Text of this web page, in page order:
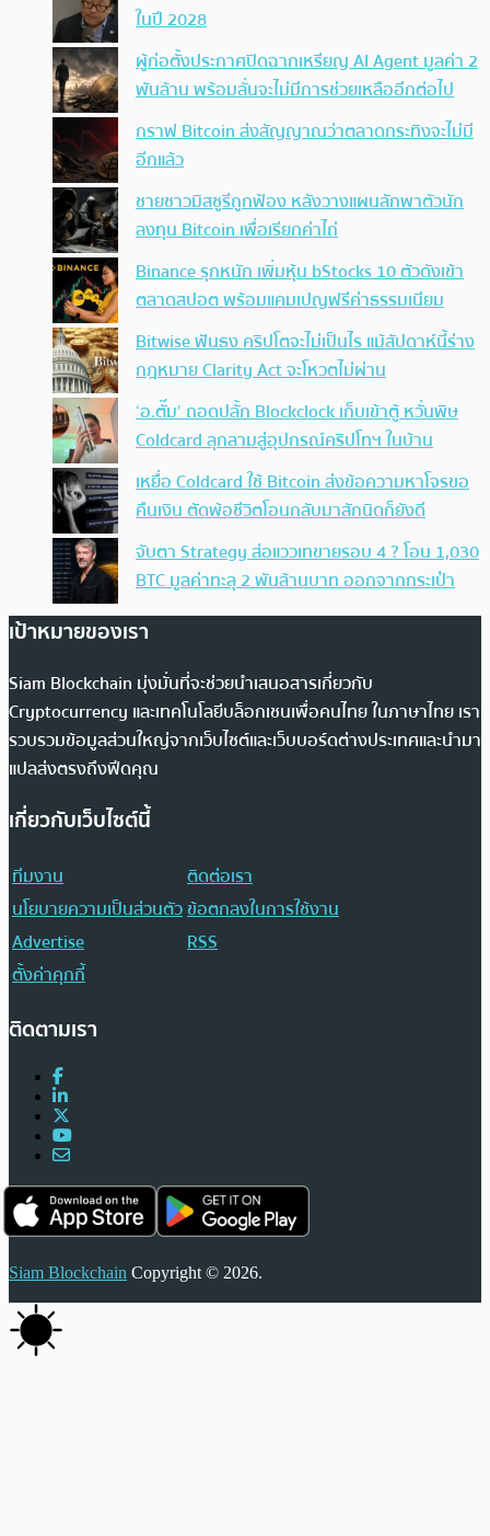
ในปี 2028
ผู้ก่อตั้งประกาศปิดฉากเหรียญ AI Agent มูลค่า 2
พันล้าน พร้อมลั่นจะไม่มีการช่วยเหลืออีกต่อไป
กราฟ Bitcoin ส่งสัญญาณว่าตลาดกระทิงจะไม่มี
อีกแล้ว
ชายชาวมิสซูรีถูกฟ้อง หลังวางแผนลักพาตัวนัก
ลงทุน Bitcoin เพื่อเรียกค่าไถ่
Binance รุกหนัก เพิ่มหุ้น bStocks 10 ตัวดังเข้า
ตลาดสปอต พร้อมแคมเปญฟรีค่าธรรมเนียม
Bitwise ฟันธง คริปโตจะไม่เป็นไร แม้สัปดาห์นี้ร่าง
กฎหมาย Clarity Act จะโหวตไม่ผ่าน
‘อ.ตั๊ม’ ถอดปลั้ก Blockclock เก็บเข้าตู้ หวั่นพิษ
Coldcard ลุกลามสู่อุปกรณ์คริปโทฯ ในบ้าน
เหยื่อ Coldcard ใช้ Bitcoin ส่งข้อความหาโจรขอ
คืนเงิน ตัดพ้อชีวิตโอนกลับมาสักนิดก็ยังดี
จับตา Strategy ส่อแววเทขายรอบ 4 ? โอน 1,030
BTC มูลค่าทะลุ 2 พันล้านบาท ออกจากกระเป๋า
เป้าหมายของเรา
Siam Blockchain มุ่งมั่นที่จะช่วยนำเสนอสารเกี่ยวกับ
Cryptocurrency และเทคโนโลยีบล็อกเชนเพื่อคนไทย ในภาษาไทย เรา
รวบรวมข้อมูลส่วนใหญ่จากเว็บไซต์และเว็บบอร์ดต่างประเทศและนำมา
แปลส่งตรงถึงฟีดคุณ
เกี่ยวกับเว็บไซต์นี้
ทีมงาน
ติดต่อเรา
นโยบายความเป็นส่วนตัวข้อตกลงในการใช้งาน
Advertise
RSS
ตั้งค่าคุกกี้
ติดตามเรา
Siam Blockchain Copyright © 2026.